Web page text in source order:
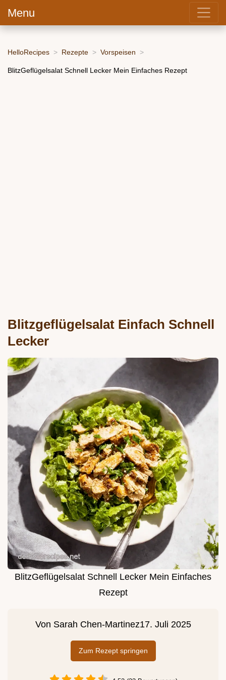
Menu
HelloRecipes Rezepte Vorspeisen
BlitzGeflügelsalat Schnell Lecker Mein Einfaches Rezept
Blitzgeflügelsalat Einfach Schnell
Lecker
BlitzGeflügelsalat Schnell Lecker Mein Einfaches
Rezept
Von Sarah Chen-Martinez17. Juli 2025
Zum Rezept springen